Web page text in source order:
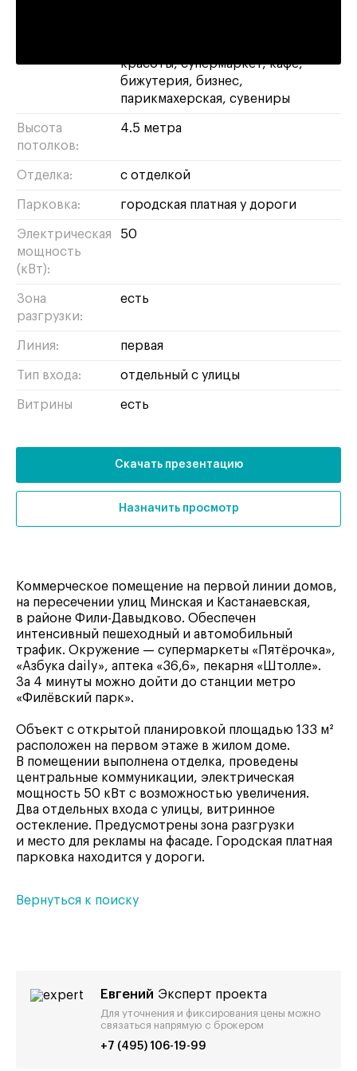
красоты супермаркет кафе
бижутерия бизнес
парикмахерская сувениры
Высота
потолков:
4.5 метра
Отделка: с отделкой
Парковка: городская платная у дороги
Электрическая
мощность
(кВт):
50
Зона
разгрузки:
есть
Линия: первая
Тип входа: отдельный с улицы
Витрины есть
Скачать презентацию
Назначить просмотр
Коммерческое помещение на первой линии домов,
на пересечении улиц Минская и Кастанаевская,
в районе Фили-Давыдково. Обеспечен
интенсивный пешеходный и автомобильный
трафик. Окружение — супермаркеты «Пятёрочка»,
«Азбука daily», аптека «36,6», пекарня «Штолле».
За 4 минуты можно дойти до станции метро
«Филёвский парк».
Объект с открытой планировкой площадью 133 м²
расположен на первом этаже в жилом доме.
В помещении выполнена отделка, проведены
центральные коммуникации, электрическая
мощность 50 кВт с возможностью увеличения.
Два отдельных входа с улицы, витринное
остекление. Предусмотрены зона разгрузки
и место для рекламы на фасаде. Городская платная
парковка находится у дороги.
Вернуться к поиску
Евгений Эксперт проекта
Для уточнения и фиксирования цены можно
связаться напрямую с брокером
+7 (495) 106-19-99